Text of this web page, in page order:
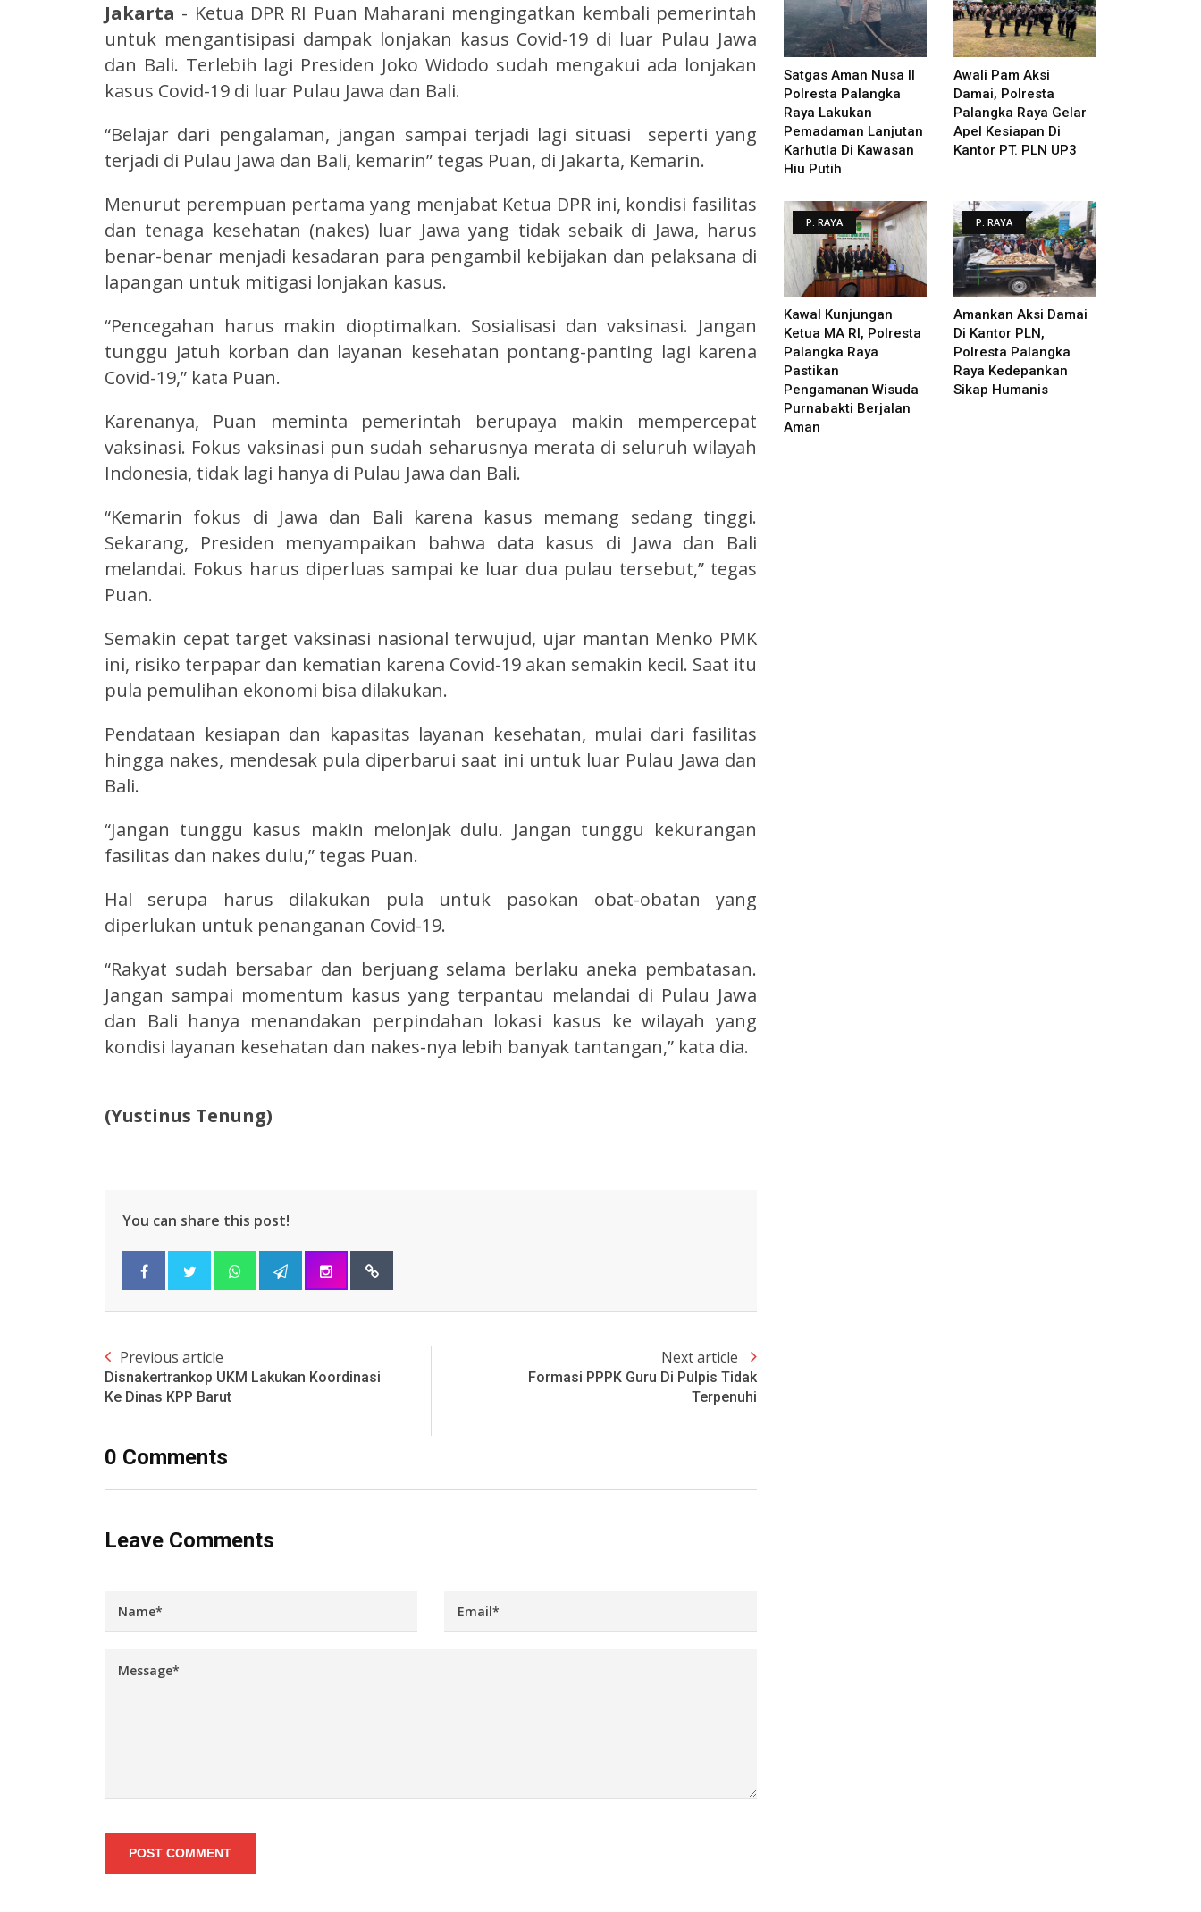
Jakarta - Ketua DPR RI Puan Maharani mengingatkan kembali pemerintah
untuk mengantisipasi dampak lonjakan kasus Covid-19 di luar Pulau Jawa
dan Bali. Terlebih lagi Presiden Joko Widodo sudah mengakui ada lonjakan
kasus Covid-19 di luar Pulau Jawa dan Bali.
“Belajar dari pengalaman, jangan sampai terjadi lagi situasi seperti yang
terjadi di Pulau Jawa dan Bali, kemarin” tegas Puan, di Jakarta, Kemarin.
Menurut perempuan pertama yang menjabat Ketua DPR ini, kondisi fasilitas
dan tenaga kesehatan (nakes) luar Jawa yang tidak sebaik di Jawa, harus
benar-benar menjadi kesadaran para pengambil kebijakan dan pelaksana di
lapangan untuk mitigasi lonjakan kasus.
“Pencegahan harus makin dioptimalkan. Sosialisasi dan vaksinasi. Jangan
tunggu jatuh korban dan layanan kesehatan pontang-panting lagi karena
Covid-19,” kata Puan.
Karenanya, Puan meminta pemerintah berupaya makin mempercepat
vaksinasi. Fokus vaksinasi pun sudah seharusnya merata di seluruh wilayah
Indonesia, tidak lagi hanya di Pulau Jawa dan Bali.
“Kemarin fokus di Jawa dan Bali karena kasus memang sedang tinggi.
Sekarang, Presiden menyampaikan bahwa data kasus di Jawa dan Bali
melandai. Fokus harus diperluas sampai ke luar dua pulau tersebut,” tegas
Puan.
Semakin cepat target vaksinasi nasional terwujud, ujar mantan Menko PMK
ini, risiko terpapar dan kematian karena Covid-19 akan semakin kecil. Saat itu
pula pemulihan ekonomi bisa dilakukan.
Pendataan kesiapan dan kapasitas layanan kesehatan, mulai dari fasilitas
hingga nakes, mendesak pula diperbarui saat ini untuk luar Pulau Jawa dan
Bali.
“Jangan tunggu kasus makin melonjak dulu. Jangan tunggu kekurangan
fasilitas dan nakes dulu,” tegas Puan.
Hal serupa harus dilakukan pula untuk pasokan obat-obatan yang
diperlukan untuk penanganan Covid-19.
“Rakyat sudah bersabar dan berjuang selama berlaku aneka pembatasan.
Jangan sampai momentum kasus yang terpantau melandai di Pulau Jawa
dan Bali hanya menandakan perpindahan lokasi kasus ke wilayah yang
kondisi layanan kesehatan dan nakes-nya lebih banyak tantangan,” kata dia.
(Yustinus Tenung)
You can share this post!
Previous article
Disnakertrankop UKM Lakukan Koordinasi
Ke Dinas KPP Barut
Next article
Formasi PPPK Guru Di Pulpis Tidak
Terpenuhi
0 Comments
Leave Comments
POST COMMENT
Satgas Aman Nusa II
Polresta Palangka
Raya Lakukan
Pemadaman Lanjutan
Karhutla Di Kawasan
Hiu Putih
Awali Pam Aksi
Damai, Polresta
Palangka Raya Gelar
Apel Kesiapan Di
Kantor PT. PLN UP3
P. RAYA
Kawal Kunjungan
Ketua MA RI, Polresta
Palangka Raya
Pastikan
Pengamanan Wisuda
Purnabakti Berjalan
Aman
P. RAYA
Amankan Aksi Damai
Di Kantor PLN,
Polresta Palangka
Raya Kedepankan
Sikap Humanis